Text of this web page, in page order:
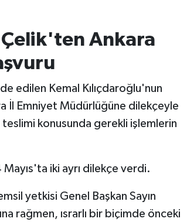
Çelik'ten Ankara
edilen Kemal Kılıçdaroğlu'nun
İl Emniyet Müdürlüğüne dilekçeyle
konusunda gerekli işlemlerin
iki ayrı dilekçe verdi.
yetkisi Genel Başkan Sayın
rağmen, ısrarlı bir biçimde önceki